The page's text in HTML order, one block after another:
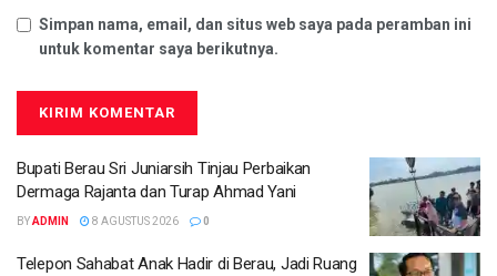
Simpan nama, email, dan situs web saya pada peramban ini
untuk komentar saya berikutnya.
Bupati Berau Sri Juniarsih Tinjau Perbaikan
Dermaga Rajanta dan Turap Ahmad Yani
BYADMIN 8 AGUSTUS 2026 0
Telepon Sahabat Anak Hadir di Berau, Jadi Ruang